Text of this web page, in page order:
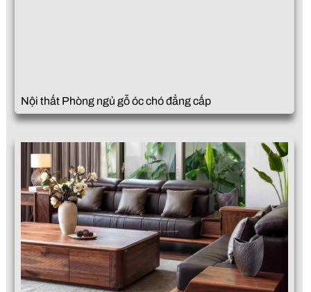
Nội thất Phòng ngủ gỗ óc chó đẳng cấp